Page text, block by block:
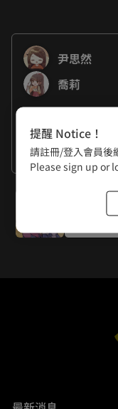
尹思然
喬莉
尹思然：第二季開
喬莉：新的篇章來
看更多
提醒 Notice！
請註冊/登入會員後
Please sign up or